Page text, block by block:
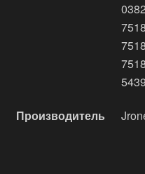
Производитель